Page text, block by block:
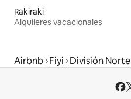
Rakiraki
Alquileres vacacionales
Airbnb Fiyi División Norte